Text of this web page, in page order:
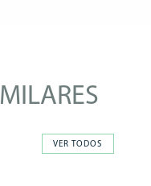
VER TODOS